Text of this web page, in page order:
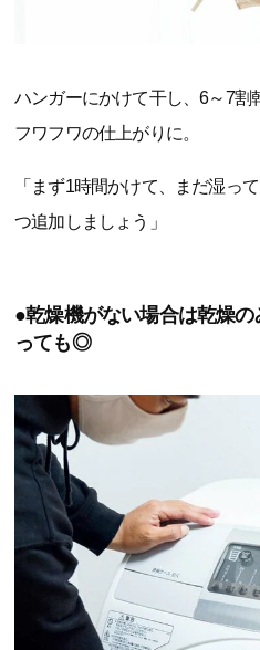
ハンガーにかけて干し、6～7割
フワフワの仕上がりに。
「まず1時間かけて、まだ湿っ
つ追加しましょう」
●乾燥機がない場合は乾燥
っても◎